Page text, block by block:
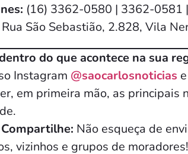
(16) 3362-0580 | 3362-0581
Rua São Sebastião, 2.828, Vila
do que acontece na sua
Instagram @saocarlosnoticias
em primeira mão, as principais
Não esqueça de
vizinhos e grupos de moradores!